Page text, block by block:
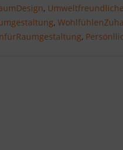
,
,
,